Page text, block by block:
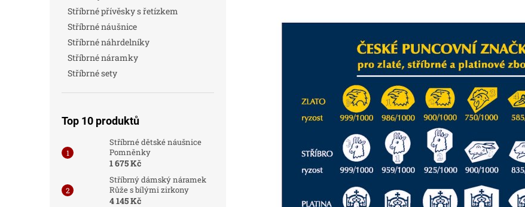
Stříbrné přívěsky s řetízkem
Stříbrné náušnice
Stříbrné náhrdelníky
Stříbrné náramky
Stříbrné sety
Top 10 produktů
Stříbrné dětské náušnice
Pomněnky
1 675 Kč
Stříbrný dámský náramek
Růže s bílými zirkony
4 145 Kč